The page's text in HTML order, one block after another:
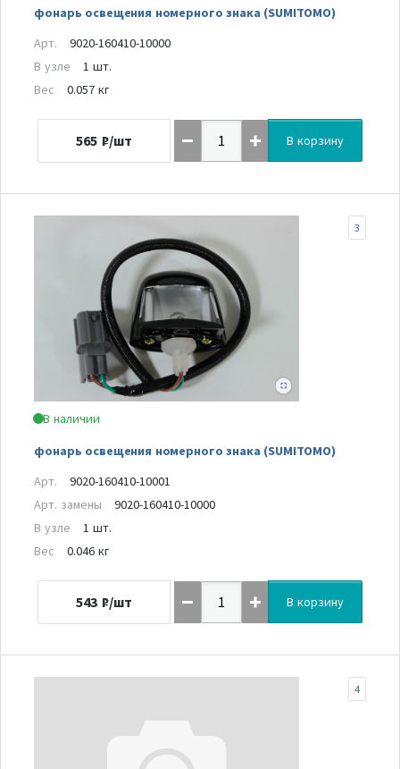
фонарь освещения номерного знака (SUMITOMO)
Арт.
9020-160410-10000
В узле
1 шт.
Вес
0.057 кг
565 ₽/шт В корзину
В наличии
фонарь освещения номерного знака (SUMITOMO)
3
Арт.
9020-160410-10001
Арт. замены
9020-160410-10000
В узле
1 шт.
Вес
0.046 кг
543 ₽/шт В корзину
4